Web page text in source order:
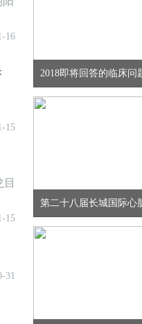
16
15
15
31
2018即将回答的临床问
第二十八届长城国际心